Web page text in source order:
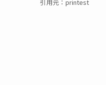
引用元：printest